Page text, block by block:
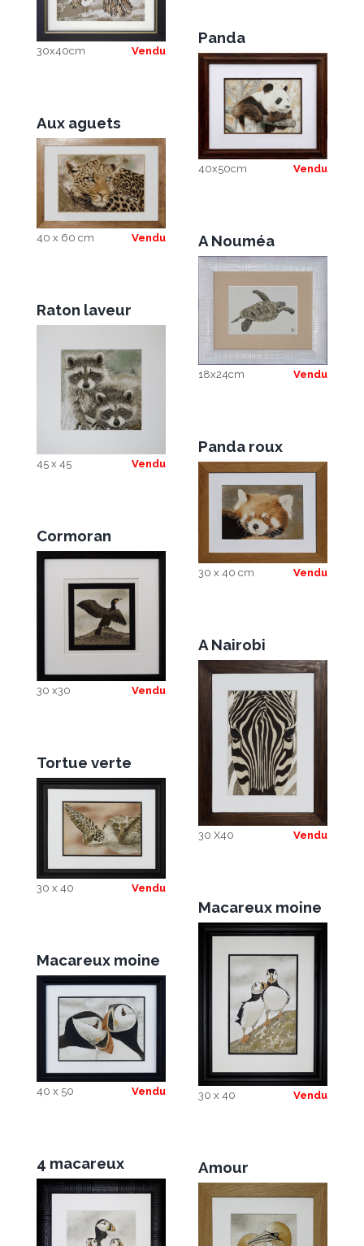
30x40cm Vendu
Aux aguets
40 x 60 cm Vendu
Raton laveur
45 x 45 Vendu
Cormoran
30 x30 Vendu
Tortue verte
30 x 40 Vendu
Macareux moine
40 x 50 Vendu
4 macareux
Panda
40x50cm Vendu
A Nouméa
18x24cm Vendu
Panda roux
30 x 40 cm Vendu
A Nairobi
30 X40 Vendu
Macareux moine
30 x 40 Vendu
Amour